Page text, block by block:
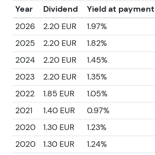
Year Dividend Yield at payment
2026
2.20 EUR 1.97%
2025
2.20 EUR
1.82%
2024
2.20 EUR
1.45%
2023
2.20 EUR
1.35%
2022
1.85 EUR
1.05%
2021
1.40 EUR
0.97%
2020
1.30 EUR
1.23%
2020
1.30 EUR
1.24%